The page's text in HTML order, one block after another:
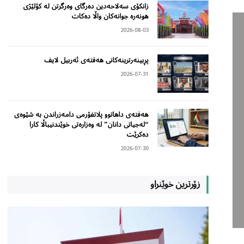
زانکۆی سەلاحەدین دەرگای وەرگرتن لە کۆلێژی
هونەرە جوانەکان واڵا دەکات
2026-08-03
پڕبینەرترینەکانی هەفتەی ئەربیل لایف
2026-07-31
هەفتەی داهاتوو پلاتفۆرمی دامەزراندن بە شێوەی
“لەجیاتی دانان” لە وەزارەتی خوێندنیباڵا کارا
دەکرێت
2026-07-30
زۆرترین خوێنراو